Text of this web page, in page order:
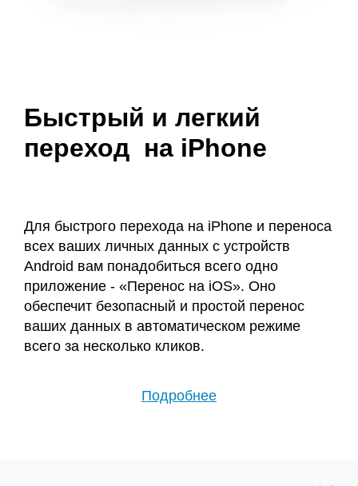
Быстрый и легкий
переход на iPhone
Для быстрого перехода на iPhone и переноса
всех ваших личных данных с устройств
Android вам понадобиться всего одно
приложение - «Перенос на iOS». Оно
обеспечит безопасный и простой перенос
ваших данных в автоматическом режиме
всего за несколько кликов.
Подробнее